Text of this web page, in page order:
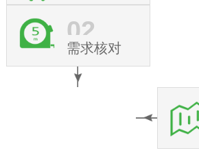
02
需求核对